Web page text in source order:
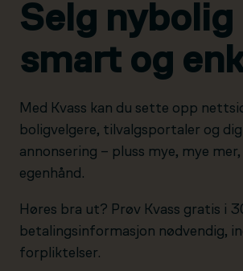
Selg nybolig
smart og
Med Kvass kan du sette opp
boligvelgere, tilvalgsportaler og
annonsering – pluss mye, mye
egenhånd.
Høres bra ut? Prøv Kvass gratis i
betalingsinformasjon nødvendig,
forpliktelser.